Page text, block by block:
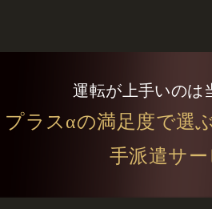
運転が上手いのは
プラスαの満足度で選
手派遣サー